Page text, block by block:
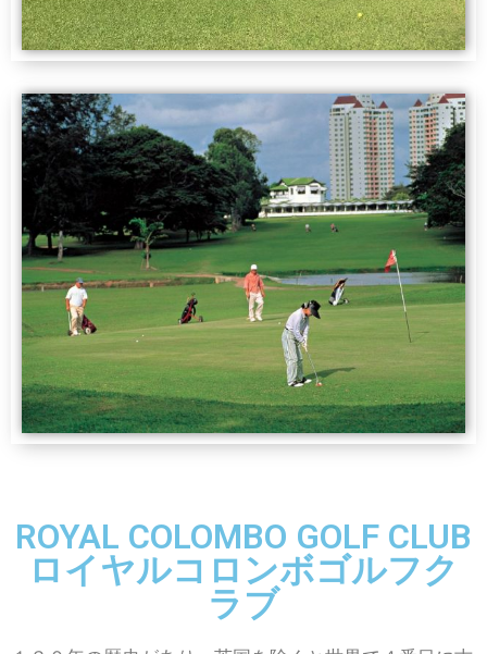
ROYAL COLOMBO GOLF CLUB
ロイヤルコロンボゴルフク
ラブ